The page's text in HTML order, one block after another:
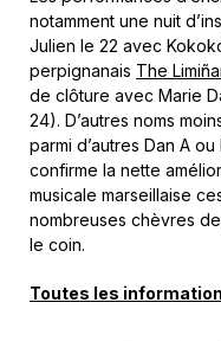
notamment une nuit
Julien le 22 avec
perpignanais The
de clôture avec Marie
24). D’autres noms
parmi d’autres Dan A
confirme la nette
musicale marseillaise
nombreuses chèvres
le coin.
Toutes les